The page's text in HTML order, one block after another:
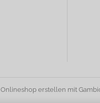
Onlineshop erstellen mit